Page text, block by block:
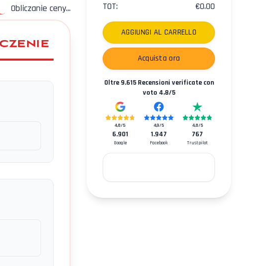
Obliczanie ceny... TOT: €0.00
AGGIUNGI AL CARRELLO
Acquista ora
Oltre 9.615Recensioni verificate con
voto 4,8/5
4,8/5
6.901
Google
4,9/5
1.947
Facebook
4,8/5
767
Trustpilot